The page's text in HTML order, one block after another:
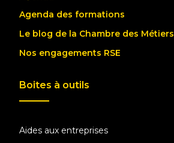
Agenda des formations
Le blog de la Chambre des Métiers
Nos engagements RSE
Boites à outils
Aides aux entreprises